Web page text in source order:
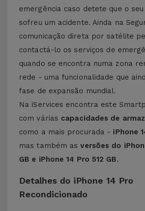
emergência caso detete que o
sofreu um acidente. Ainda na
comunicação direta por satélite
contactá-lo os serviços de
quando se encontra numa zona
rede - uma funcionalidade que
fase de expansão mundial.
Na iServices encontra este
com várias capacidades de
como a mais procurada - iPhone
mas também asversões do
GB e iPhone 14 Pro 512 GB.
Detalhes do iPhone 14 Pro
Recondicionado